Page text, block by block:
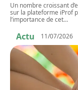
Un nombre croissant
sur la plateforme iProf
l’importance de cet…
Actu 11/07/2026